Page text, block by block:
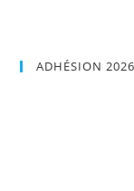
ADHÉSION 2026